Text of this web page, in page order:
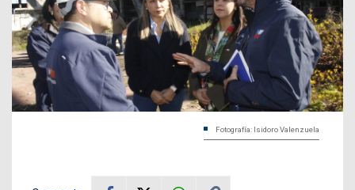
Fotografía: Isidoro Valenzuela